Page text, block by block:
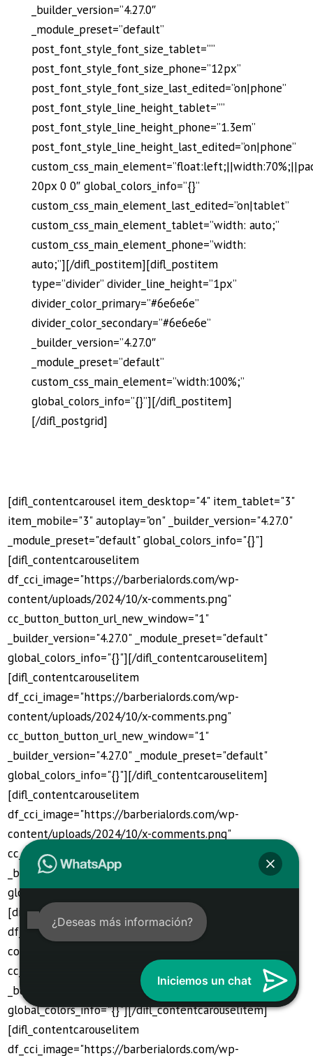
_builder_version=”4.27.0″
_module_preset=”default”
post_font_style_font_size_tablet=””
post_font_style_font_size_phone=”12px”
post_font_style_font_size_last_edited=”on|phone”
post_font_style_line_height_tablet=””
post_font_style_line_height_phone=”1.3em”
post_font_style_line_height_last_edited=”on|phone”
20px 0 0″ global_colors_info=”{}”
custom_css_main_element_last_edited=”on|tablet”
custom_css_main_element_tablet=”width: auto;”
custom_css_main_element_phone=”width:
auto;”][/difl_postitem][difl_postitem
type=”divider” divider_line_height=”1px”
divider_color_primary=”#6e6e6e”
divider_color_secondary=”#6e6e6e”
_builder_version=”4.27.0″
_module_preset=”default”
custom_css_main_element=”width:100%;”
global_colors_info=”{}”][/difl_postitem]
[/difl_postgrid]
[difl_contentcarousel item_desktop="4" item_tablet="3"
item_mobile="3" autoplay="on" _builder_version="4.27.0"
_module_preset="default" global_colors_info="{}"]
[difl_contentcarouselitem
df_cci_image="https://barberialords.com/wp-
content/uploads/2024/10/x-comments.png"
cc_button_button_url_new_window="1"
_builder_version="4.27.0" _module_preset="default"
global_colors_info="{}"][/difl_contentcarouselitem]
[difl_contentcarouselitem
df_cci_image="https://barberialords.com/wp-
content/uploads/2024/10/x-comments.png"
cc_button_button_url_new_window="1"
_builder_version="4.27.0" _module_preset="default"
global_colors_info="{}"][/difl_contentcarouselitem]
[difl_contentcarouselitem
df_cci_image="https://barberialords.com/wp-
content/uploads/2024/10/x-comments.png"
cc_button_button_url_new_window="1"
_builder_version="4.27.0" _module_preset="default"
global_colors_info="{}"][/difl_contentcarouselitem]
[difl_contentcarouselitem
df_cci_image="https://barberialords.com/wp-
content/uploads/2024/10/x-comments.png"
cc_button_button_url_new_window="1"
_builder_version="4.27.0" _module_preset="default"
global_colors_info="{}"][/difl_contentcarouselitem]
[difl_contentcarouselitem
df_cci_image="https://barberialords.com/wp-
¿Deseas más información?
Iniciemos un chat